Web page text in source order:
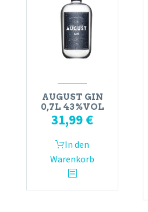
AUGUST GIN
0,7L 43%VOL
31,99 €
In den
Warenkorb